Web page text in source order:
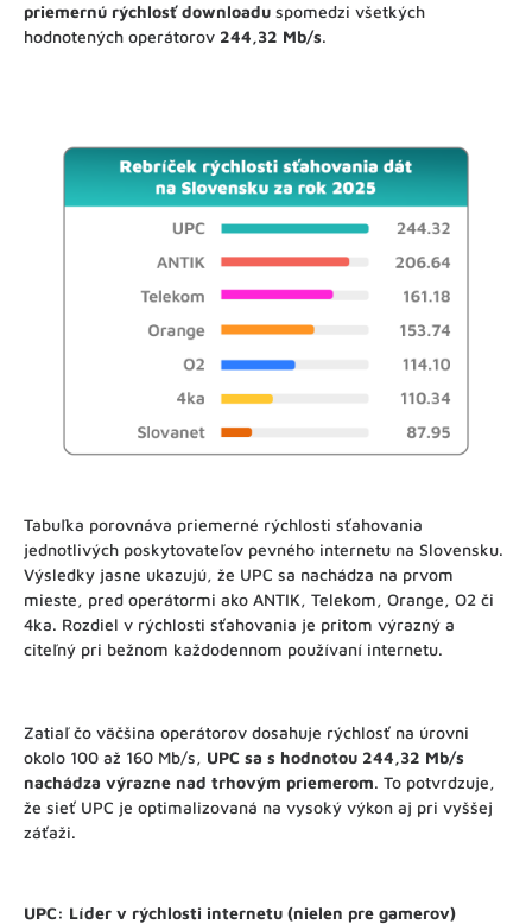
priemernú rýchlosť downloadu spomedzi všetkých
hodnotených operátorov 244,32 Mb/s.
Tabuľka porovnáva priemerné rýchlosti sťahovania
jednotlivých poskytovateľov pevného internetu na Slovensku.
Výsledky jasne ukazujú, že UPC sa nachádza na prvom
mieste, pred operátormi ako ANTIK, Telekom, Orange, O2 či
4ka. Rozdiel v rýchlosti sťahovania je pritom výrazný a
citeľný pri bežnom každodennom používaní internetu.
Zatiaľ čo väčšina operátorov dosahuje rýchlosť na úrovni
okolo 100 až 160 Mb/s, UPC sa s hodnotou 244,32 Mb/s
nachádza výrazne nad trhovým priemerom. To potvrdzuje,
že sieť UPC je optimalizovaná na vysoký výkon aj pri vyššej
záťaži.
UPC: Líder v rýchlosti internetu (nielen pre gamerov)